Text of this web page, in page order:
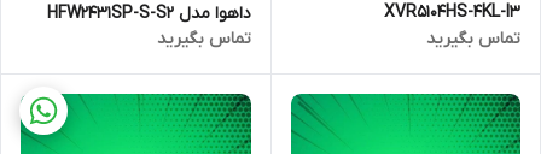
XVR5104HS-4KL-I3
تماس بگیرید
داهوا مدل HFW2431SP-S-S2
تماس بگیرید